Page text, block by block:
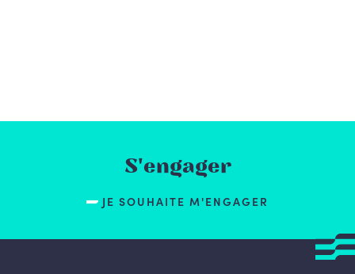
S'engager
JE SOUHAITE M'ENGAGER